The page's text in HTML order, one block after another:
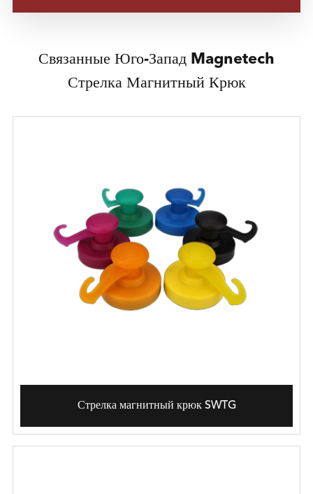
Связанные Юго-Запад Magnetech
Стрелка Магнитный Крюк
Стрелка магнитный крюк SWTG